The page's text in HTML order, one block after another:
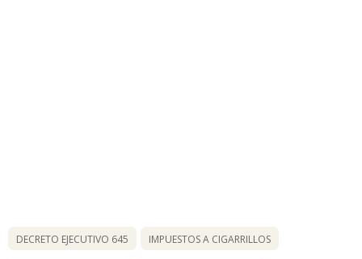
DECRETO EJECUTIVO 645 IMPUESTOS A CIGARRILLOS